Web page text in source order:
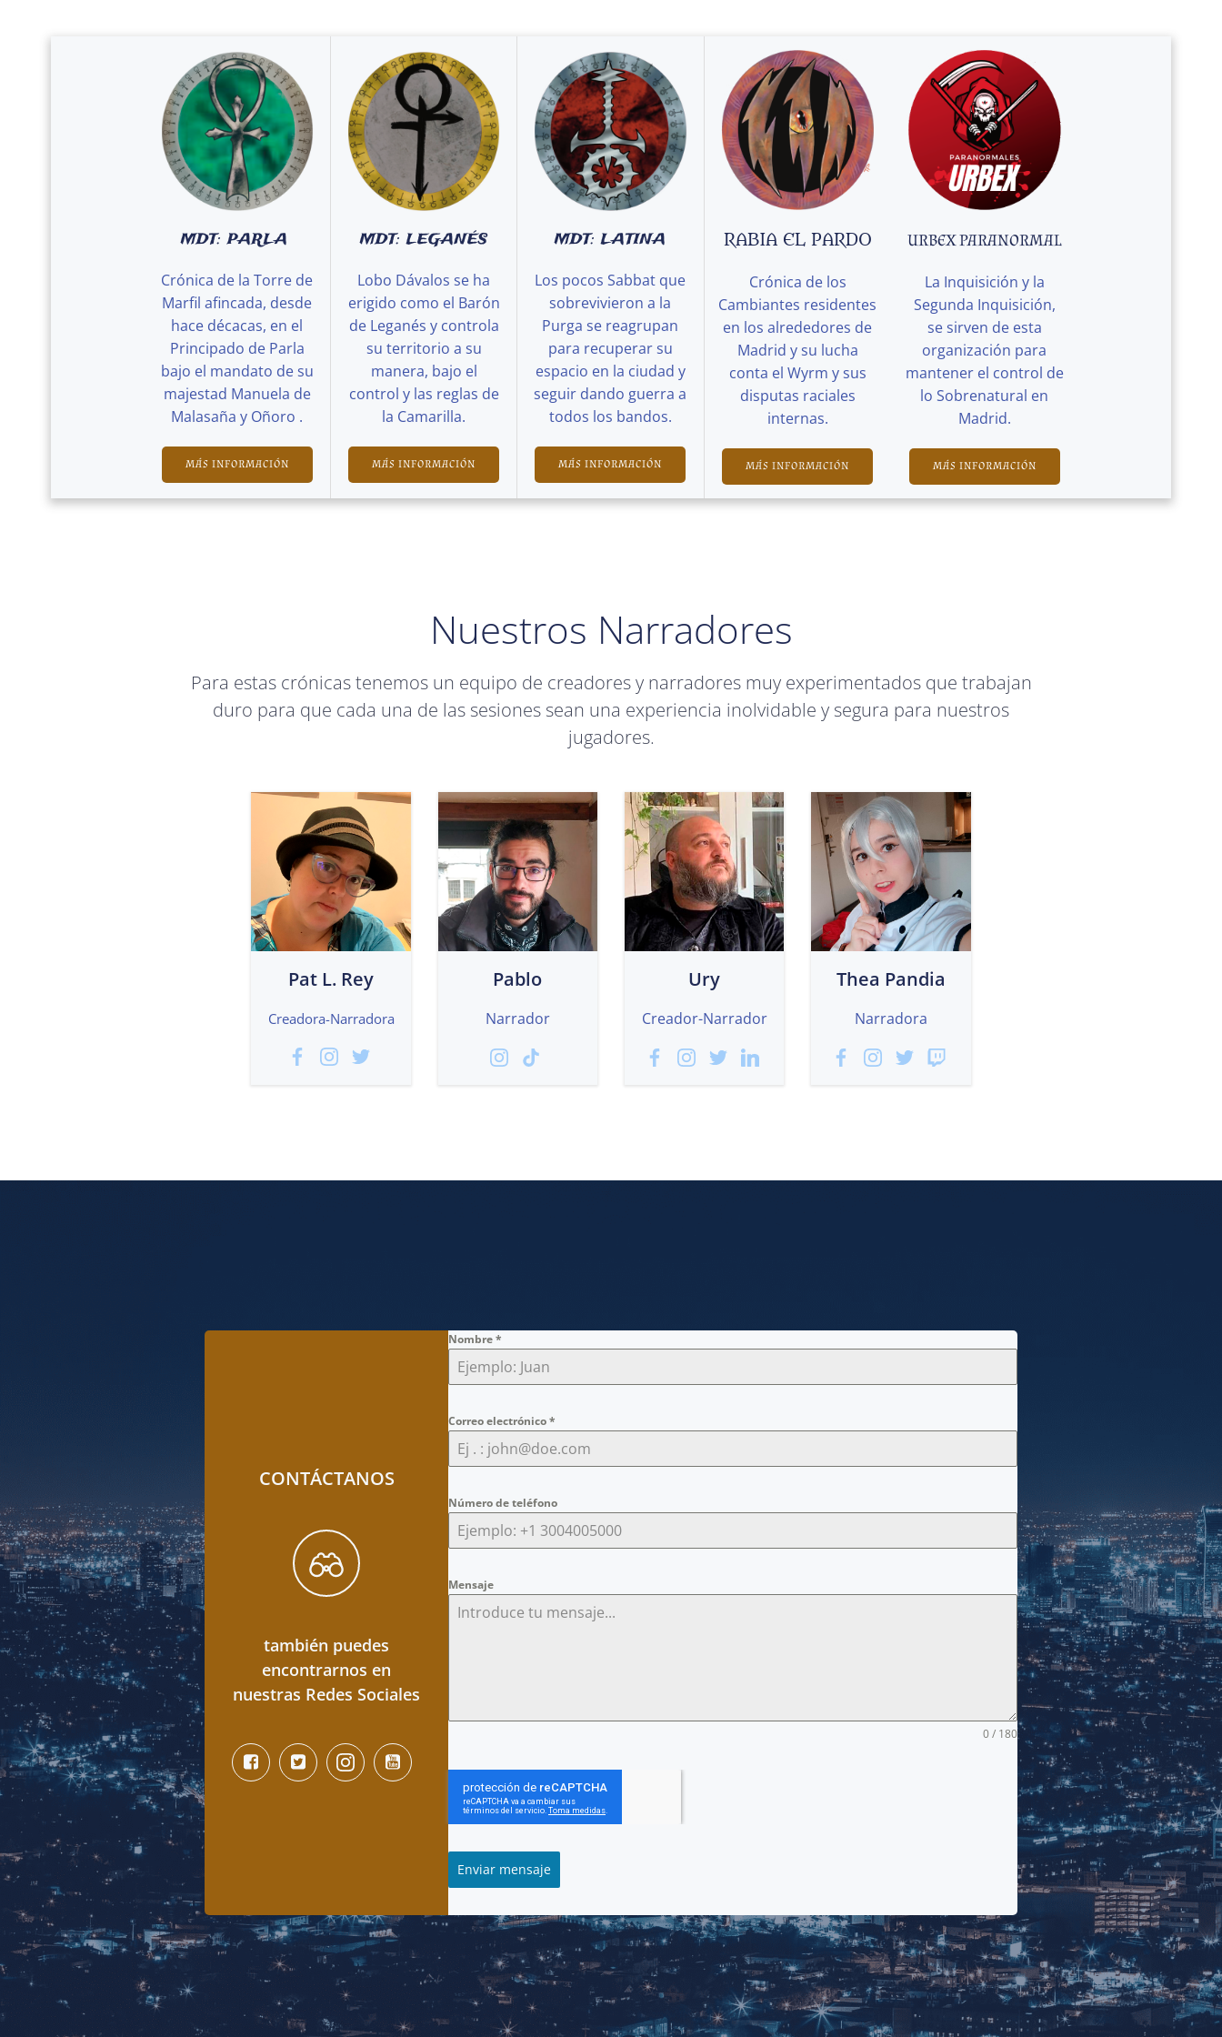
MDT: PARLA
Crónica de la Torre de
Marfil afincada, desde
hace décacas, en el
Principado de Parla
bajo el mandato de su
majestad Manuela de
Malasaña y Oñoro .
MÁS INFORMACIÓN
MDT: LEGANÉS
Lobo Dávalos se ha
erigido como el Barón
de Leganés y controla
su territorio a su
manera, bajo el
control y las reglas de
la Camarilla.
MÁS INFORMACIÓN
MDT: LATINA
Los pocos Sabbat que
sobrevivieron a la
Purga se reagrupan
para recuperar su
espacio en la ciudad y
seguir dando guerra a
todos los bandos.
MÁS INFORMACIÓN
RABIA EL PARDO
Crónica de los
Cambiantes residentes
en los alrededores de
Madrid y su lucha
conta el Wyrm y sus
disputas raciales
internas.
MÁS INFORMACIÓN
URBEX PARANORMAL
La Inquisición y la
Segunda Inquisición,
se sirven de esta
organización para
mantener el control de
lo Sobrenatural en
Madrid.
MÁS INFORMACIÓN
Nuestros Narradores
Para estas crónicas tenemos un equipo de creadores y narradores muy experimentados que trabajan
duro para que cada una de las sesiones sean una experiencia inolvidable y segura para nuestros
jugadores.
Pat L. Rey
Creadora-Narradora
Pablo
Narrador
Ury
Creador-Narrador
Thea Pandia
Narradora
CONTÁCTANOS
también puedes
encontrarnos en
nuestras Redes Sociales
Nombre*
Correo electrónico*
Número de teléfono
Mensaje
0 / 180
Enviar mensaje